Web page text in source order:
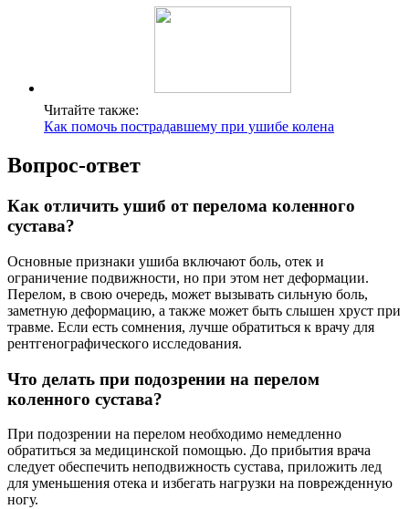
Читайте также:
Как помочь пострадавшему при ушибе колена
Вопрос-ответ
Как отличить ушиб от перелома коленного
сустава?
Основные признаки ушиба включают боль, отек и
ограничение подвижности, но при этом нет деформации.
Перелом, в свою очередь, может вызывать сильную боль,
заметную деформацию, а также может быть слышен хруст при
травме. Если есть сомнения, лучше обратиться к врачу для
рентгенографического исследования.
Что делать при подозрении на перелом
коленного сустава?
При подозрении на перелом необходимо немедленно
обратиться за медицинской помощью. До прибытия врача
следует обеспечить неподвижность сустава, приложить лед
для уменьшения отека и избегать нагрузки на поврежденную
ногу.